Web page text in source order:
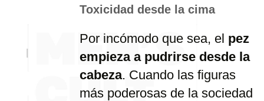
Toxicidad desde la cima
Por incómodo que sea, el pez
empieza a pudrirse desde la
cabeza. Cuando las figuras
más poderosas de la sociedad